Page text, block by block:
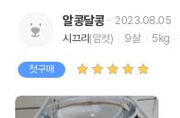
알콩달콩
2023.08.05
시끄리 (암컷) 9살 5kg
첫구매